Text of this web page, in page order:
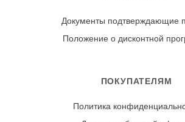
мягкой щеткой. Не гладить. Хранить
месте в чехле.
Ткань не дает усадки при
формы. Ворс не скатывается и
Документы подтверждающие
Положение о дисконтной
ПОКУПАТЕЛЯМ
Политика